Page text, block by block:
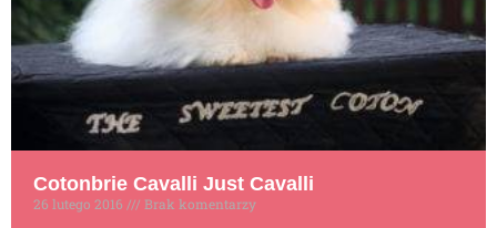
Cotonbrie Cavalli Just Cavalli
26 lutego 2016
Brak komentarzy